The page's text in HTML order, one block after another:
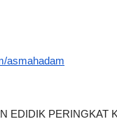
asmahadam
EDIDIK PERINGKAT